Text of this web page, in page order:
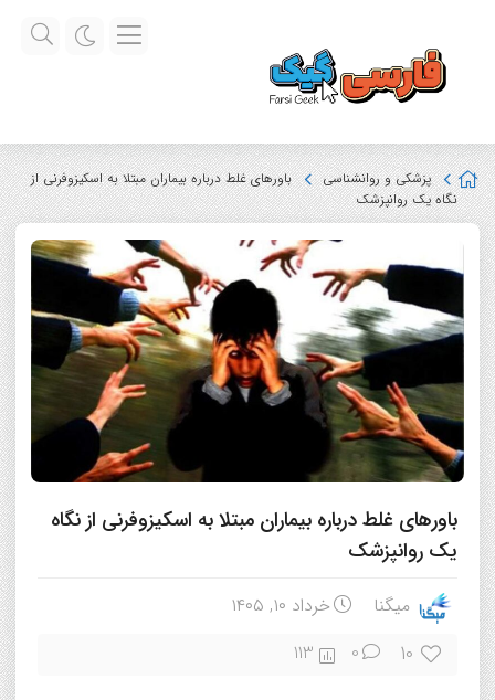
پزشکی و روانشناسی
باورهای غلط درباره بیماران مبتلا به اسکیزوفرنی از
نگاه یک روانپزشک
باورهای غلط درباره بیماران مبتلا به اسکیزوفرنی از نگاه
یک روانپزشک
میگنا خرداد ۱۰, ۱۴۰۵
10
0
113